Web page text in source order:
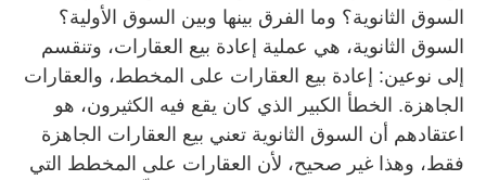
السوق الثانوية؟ وما الفرق بينها وبين السوق الأولية؟
السوق الثانوية، هي عملية إعادة بيع العقارات، وتنقسم
إلى نوعين: إعادة بيع العقارات على المخطط، والعقارات
الجاهزة. الخطأ الكبير الذي كان يقع فيه الكثيرون، هو
اعتقادهم أن السوق الثانوية تعني بيع العقارات الجاهزة
فقط، وهذا غير صحيح، لأن العقارات على المخطط التي